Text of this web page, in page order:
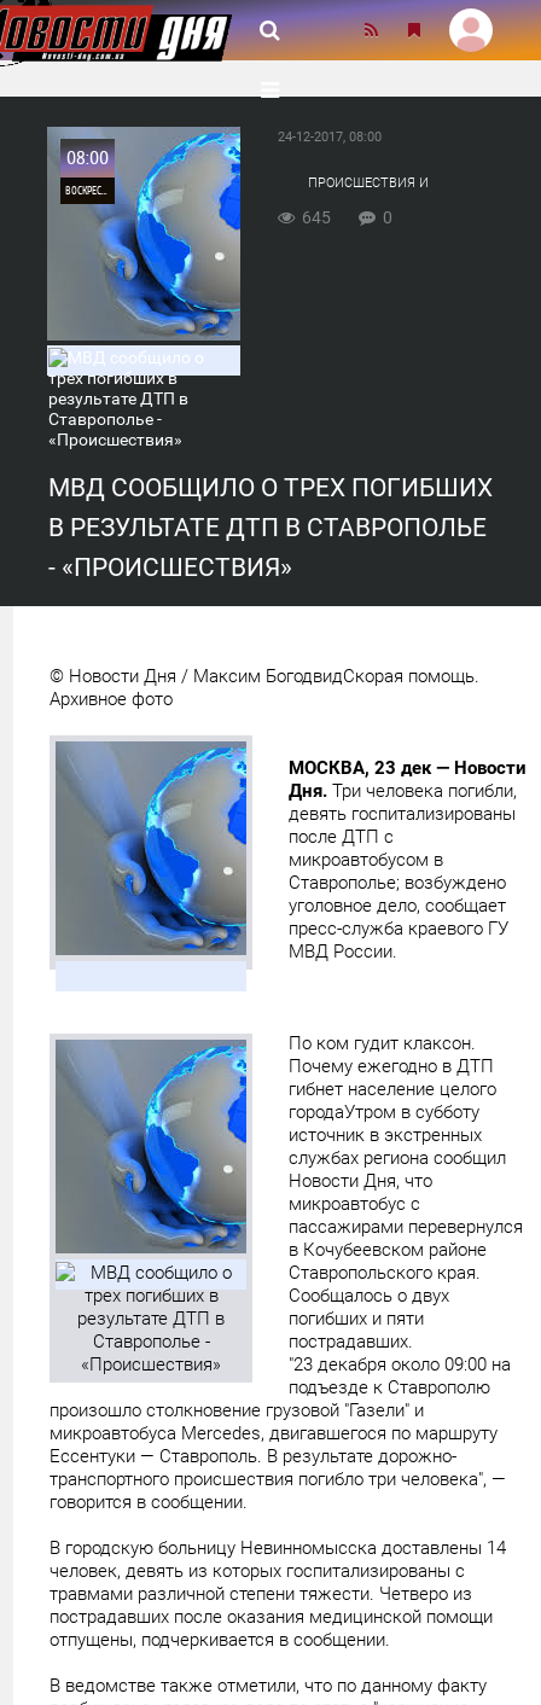
08:00
ВОСКРЕСЕНЬЕ
24-12-2017, 08:00
ПРОИСШЕСТВИЯ И
645 0
МВД СООБЩИЛО О ТРЕХ ПОГИБШИХ
В РЕЗУЛЬТАТЕ ДТП В СТАВРОПОЛЬЕ
- «ПРОИСШЕСТВИЯ»
© Новости Дня / Максим БогодвидСкорая помощь.
Архивное фото
МОСКВА, 23 дек — Новости
Дня. Три человека погибли,
девять госпитализированы
после ДТП с
микроавтобусом в
Ставрополье; возбуждено
уголовное дело, сообщает
пресс-служба краевого ГУ
МВД России.
По ком гудит клаксон.
Почему ежегодно в ДТП
гибнет население целого
городаУтром в субботу
источник в экстренных
службах региона сообщил
Новости Дня, что
микроавтобус с
пассажирами перевернулся
в Кочубеевском районе
Ставропольского края.
Сообщалось о двух
погибших и пяти
пострадавших.
"23 декабря около 09:00 на
подъезде к Ставрополю
произошло столкновение грузовой "Газели" и
микроавтобуса Mercedes, двигавшегося по маршруту
Ессентуки — Ставрополь. В результате дорожно-
транспортного происшествия погибло три человека", —
говорится в сообщении.
В городскую больницу Невинномысска доставлены 14
человек, девять из которых госпитализированы с
травмами различной степени тяжести. Четверо из
пострадавших после оказания медицинской помощи
отпущены, подчеркивается в сообщении.
В ведомстве также отметили, что по данному факту